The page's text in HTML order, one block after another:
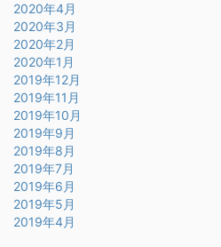
2020年4月
2020年3月
2020年2月
2020年1月
2019年12月
2019年11月
2019年10月
2019年9月
2019年8月
2019年7月
2019年6月
2019年5月
2019年4月